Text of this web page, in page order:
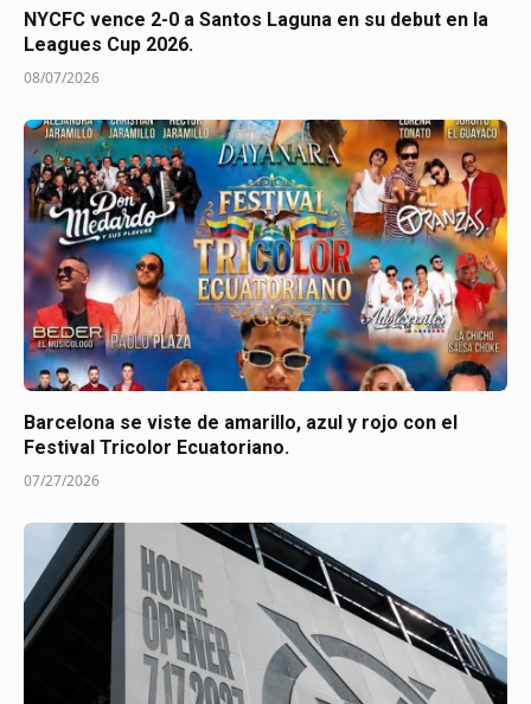
NYCFC vence 2-0 a Santos Laguna en su debut en la
Leagues Cup 2026.
08/07/2026
Barcelona se viste de amarillo, azul y rojo con el
Festival Tricolor Ecuatoriano.
07/27/2026